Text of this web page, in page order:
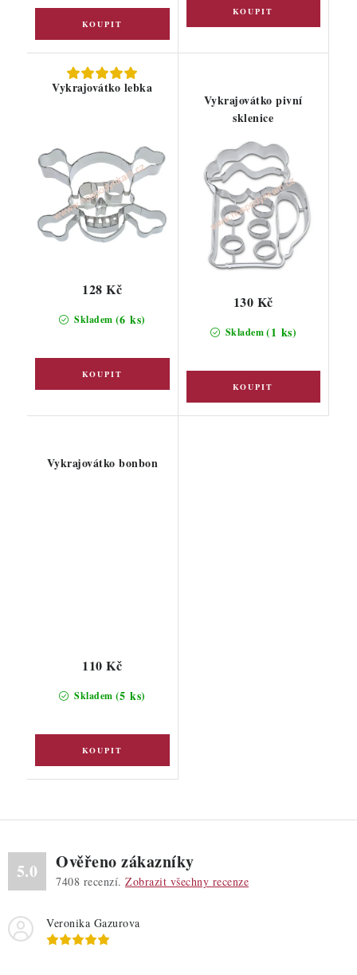
Vykrajovátko lebka
Skladem (6 ks)
128 Kč
Vykrajovátko pivní
sklenice
Skladem(1 ks)
130 Kč
Vykrajovátko bonbon
Skladem (5 ks)
110 Kč
5.0 Ověřeno zákazníky
7408 recenzí. Zobrazit všechny recenze
Veronika Gazurova